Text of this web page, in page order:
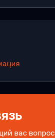
вас вопрос